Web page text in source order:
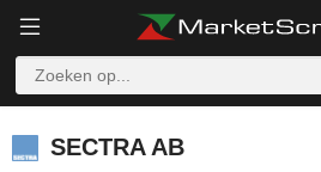
SECTRA AB
SECTRA AB